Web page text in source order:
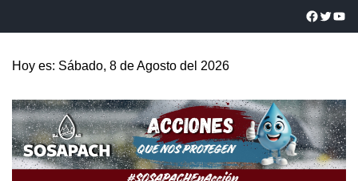
Hoy es: Sábado, 8 de Agosto del 2026